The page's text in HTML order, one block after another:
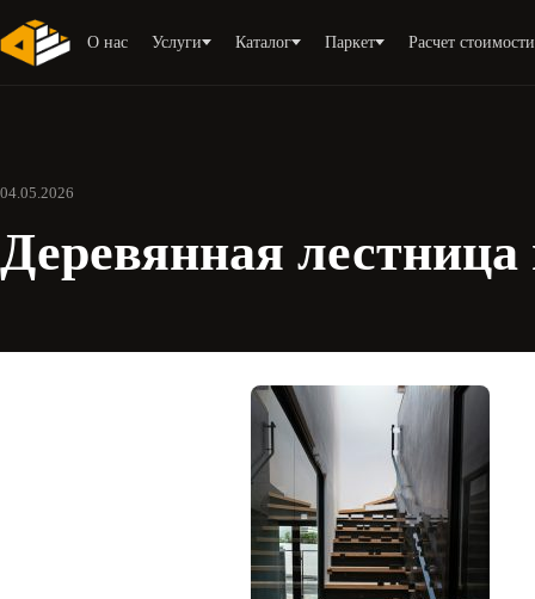
О нас Услуги Каталог Паркет Расчет стоимости
04.05.2026
Деревянная лестница